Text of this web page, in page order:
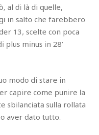
al di là di quelle,
in salto che farebbero
13, scelte con poca
plus minus in 28’
modo di stare in
capire come punire la
sbilanciata sulla rollata
aver dato tutto.